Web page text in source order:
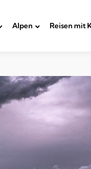
Alpen Reisen mit